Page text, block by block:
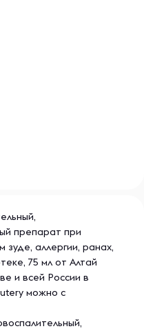
кожи;
кровообращения;
укрепляет
академии
им. П.Эрлиха
наук.
препарат при
аллергии, ранах,
75 мл от Алтай
и всей России в
можно с